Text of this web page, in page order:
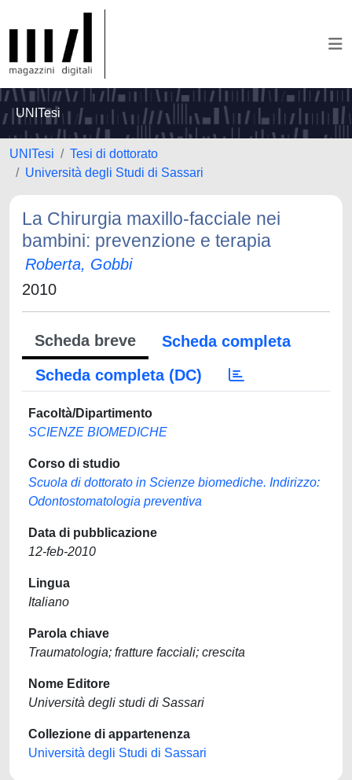
UNITesi
UNITesi
Tesi di dottorato
Università degli Studi di Sassari
La Chirurgia maxillo-facciale nei
bambini: prevenzione e terapia
Roberta, Gobbi
2010
Scheda breve
Scheda completa
Scheda completa (DC)
Facoltà/Dipartimento
SCIENZE BIOMEDICHE
Corso di studio
Scuola di dottorato in Scienze biomediche. Indirizzo:
Odontostomatologia preventiva
Data di pubblicazione
12-feb-2010
Lingua
Italiano
Parola chiave
Traumatologia; fratture facciali; crescita
Nome Editore
Università degli studi di Sassari
Collezione di appartenenza
Università degli Studi di Sassari